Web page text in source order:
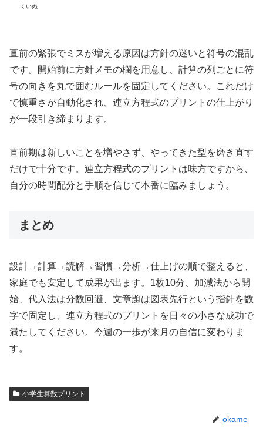
くいぬ
直前の緊張でミスが増える原因は方針の迷いと符号の混乱
です。開始前に方針メモの欄を用意し、計算の列ごとに符
号の向きを丸で囲むルールを固定してください。これだけ
で慎重さが自動化され、連立方程式のプリントの仕上がり
が一段引き締まります。
直前期は新しいことを増やさず、やってきた型を磨き直す
だけで十分です。連立方程式のプリントは味方ですから、
自分の時間配分と手順を信じて本番に臨みましょう。
まとめ
設計→計算→読解→習慣→分析→仕上げの順で整えると、
家庭でも安定して成果が出ます。1枚10分、加減法から開
始、代入法は分数回避、文章題は図表先行という指針を数
字で固定し、連立方程式のプリントを日々の小さな成功で
満たしてください。今週の一歩が来月の自信に変わりま
す。
小学生算数プリント
okame